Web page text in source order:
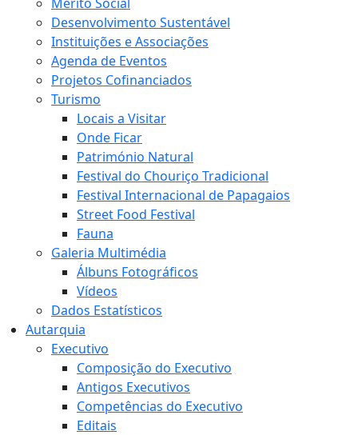
Mérito Social
Desenvolvimento Sustentável
Instituições e Associações
Agenda de Eventos
Projetos Cofinanciados
Turismo
Locais a Visitar
Onde Ficar
Património Natural
Festival do Chouriço Tradicional
Festival Internacional de Papagaios
Street Food Festival
Fauna
Galeria Multimédia
Álbuns Fotográficos
Vídeos
Dados Estatísticos
Autarquia
Executivo
Composição do Executivo
Antigos Executivos
Competências do Executivo
Editais